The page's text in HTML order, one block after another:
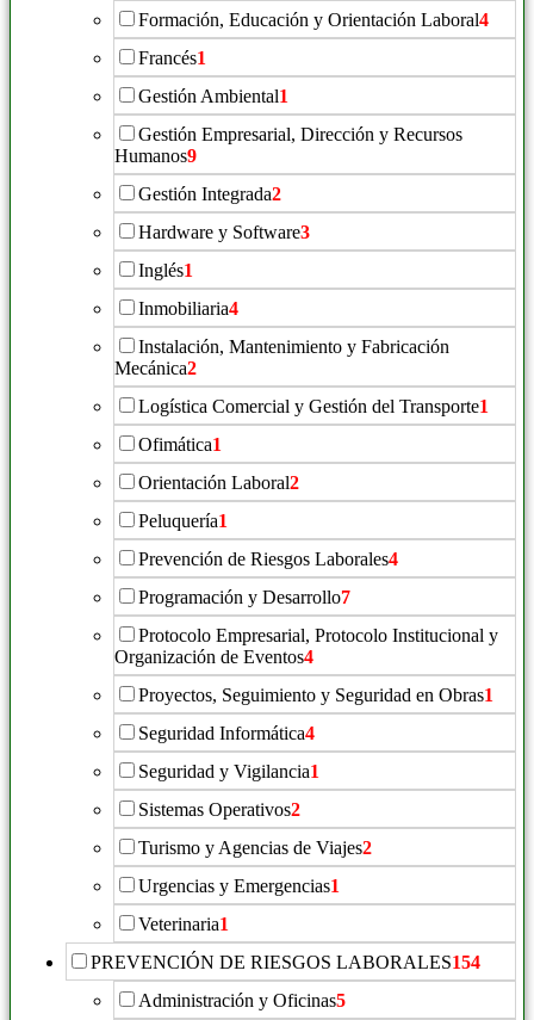
Formación, Educación y Orientación Laboral4
Francés1
Gestión Ambiental1
Gestión Empresarial, Dirección y Recursos
Humanos9
Gestión Integrada2
Hardware y Software3
Inglés1
Inmobiliaria4
Instalación, Mantenimiento y Fabricación
Mecánica2
Logística Comercial y Gestión del Transporte1
Ofimática1
Orientación Laboral2
Peluquería1
Prevención de Riesgos Laborales4
Programación y Desarrollo7
Protocolo Empresarial, Protocolo Institucional y
Organización de Eventos4
Proyectos, Seguimiento y Seguridad en Obras1
Seguridad Informática4
Seguridad y Vigilancia1
Sistemas Operativos2
Turismo y Agencias de Viajes2
Urgencias y Emergencias1
Veterinaria1
PREVENCIÓN DE RIESGOS LABORALES154
Administración y Oficinas5